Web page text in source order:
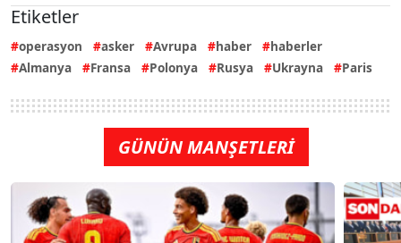
Etiketler
operasyon asker Avrupa haber
haberler
Almanya
Fransa Polonya Rusya Ukrayna Paris
GÜNÜN MANŞETLERİ